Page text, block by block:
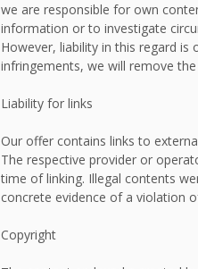
we are responsible for own
information or to investigate
However, liability in this regard
infringements, we will remove
Liability for links
Our offer contains links to
The respective provider or
time of linking. Illegal contents
concrete evidence of a violation
Copyright